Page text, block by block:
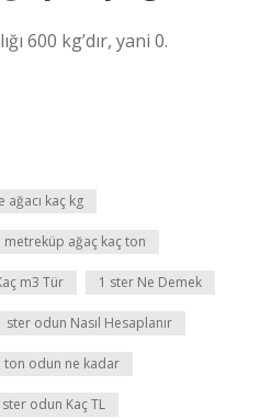
600 kg’dır, yani 0.
ağacı kaç kg
metreküp ağaç kaç ton
m3 Tür 1 ster Ne Demek
ster odun Nasıl Hesaplanır
ton odun ne kadar
ster odun Kaç TL